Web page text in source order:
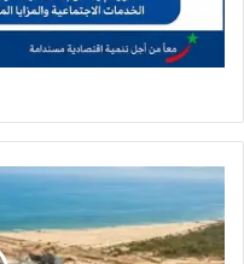
رافعات
الحاويات
الشرقية